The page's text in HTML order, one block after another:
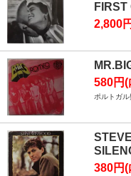
2,800
580円(
ポルトガル
380円(